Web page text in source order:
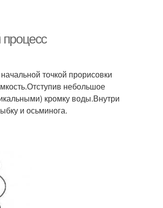
точкой прорисовки
небольшое
кромку воды.Внутри
и осьминога.